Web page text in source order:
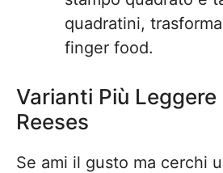
quadratini,
finger food.
Varianti Più
Reeses
Se ami il gusto ma cerchi